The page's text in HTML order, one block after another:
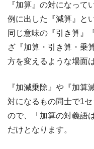
『加算』の対になって
例に出した『減算』と
同じ意味の『引き算』
ざ『加算・引き算・乗
方を変えるような場面
『加減乗除』や『加算
対になるもの同士で1
ので、「加算の対義語
だけとなります。